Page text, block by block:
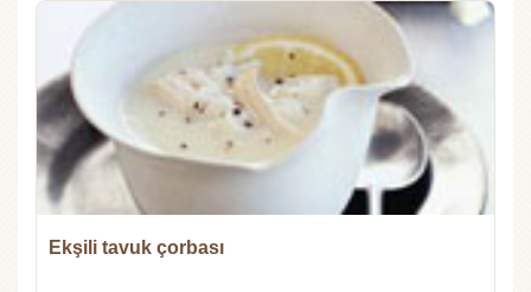
Ekşili tavuk çorbası